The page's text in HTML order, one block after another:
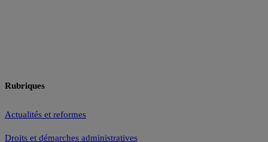
Rubriques
Actualités et reformes
Droits et démarches administratives